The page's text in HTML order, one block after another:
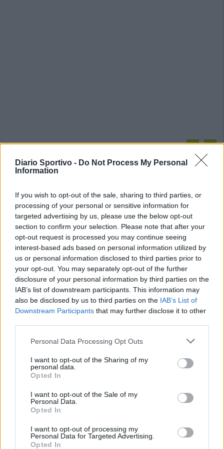
Diario Sportivo - Do Not Process My Personal
Information
If you wish to opt-out of the sale, sharing to third parties, or
processing of your personal or sensitive information for
targeted advertising by us, please use the below opt-out
section to confirm your selection. Please note that after your
opt-out request is processed you may continue seeing
interest-based ads based on personal information utilized by
us or personal information disclosed to third parties prior to
your opt-out. You may separately opt-out of the further
disclosure of your personal information by third parties on the
IAB’s list of downstream participants. This information may
also be disclosed by us to third parties on the IAB’s List of
Downstream Participants that may further disclose it to other
Personal Data Processing Opt Outs
I want to opt-out of the Sharing of my
personal data.
Opted In
I want to opt-out of the Sale of my
Personal Data.
Opted In
I want to opt-out of processing my
Personal Data for Targeted Advertising.
Opted In
PIÙ LETTI OGGI
8 Ago 2026
Il Latte Dolce prende Dumani dalla Torres,
Mascia, Sorgente, Lopes, Limberti e Cherchi
gli altri acquisti
8 Ago 2026
Il Monastir riparte dai pilastri Masia, Pinna e
Aloia, il primo acquisto è Loru
7 Ago 2026
7 Ago 2026
Latte Dolce, che rivoluzione: addio a 23